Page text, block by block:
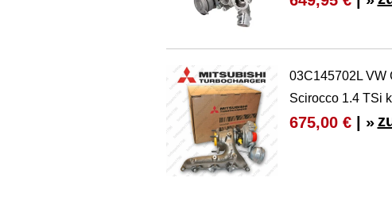
03C145702L VW
Scirocco 1.4 TSi
675,00 €| »